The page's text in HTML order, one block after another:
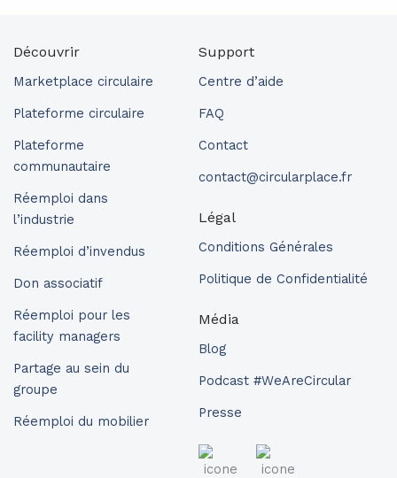
Découvrir
Marketplace circulaire
Plateforme circulaire
Plateforme
communautaire
Réemploi dans
l’industrie
Réemploi d’invendus
Don associatif
Réemploi pour les
facility managers
Partage au sein du
groupe
Réemploi du mobilier
Support
Centre d’aide
FAQ
Contact
contact@circularplace.fr
Légal
Conditions Générales
Politique de Confidentialité
Média
Blog
Podcast #WeAreCircular
Presse